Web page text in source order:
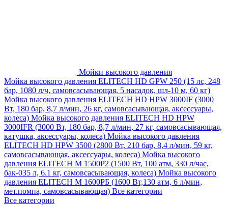
Мойки высокого давления
Мойка высокого давления ELITECH HD GPW 250 (15 лс, 248
бар, 1080 л/ч, самовсасывающая, 5 насадок, шл-10 м, 60 кг)
Мойка высокого давления ELITECH HD HPW 3000IF (3000
Вт, 180 бар, 8,7 л/мин, 26 кг, самовсасывающая, аксессуары,
колеса) Мойка высокого давления ELITECH HD HPW
3000IFR (3000 Вт, 180 бар, 8,7 л/мин, 27 кг, самовсасывающая,
катушка, аксессуары, колеса) Мойка высокого давления
ELITECH HD HPW 3500 (2800 Вт, 210 бар, 8,4 л/мин, 59 кг,
самовсасывающая, аксессуары, колеса) Мойка высокого
давления ELITECH M 1500P2 (1500 Вт, 100 атм, 330 л/час,
бак-035 л, 6.1 кг, самовсасывающая, колеса) Мойка высокого
давления ELITECH М 1600РБ (1600 Вт,130 атм, 6 л/мин,
мет.помпа, самовсасывающая) Все категории
Все категории